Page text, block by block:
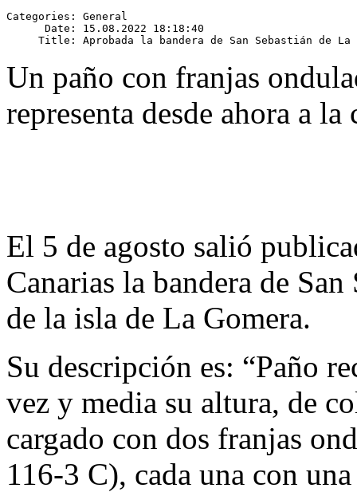
Categories: General
      Date: 15.08.2022 18:18:40
Un paño con franjas
representa desde ahora a
El 5 de agosto salió
Canarias la bandera de
de la isla de La Gomera.
Su descripción es: “Paño
vez y media su altura, de
cargado con dos franjas
116-3 C), cada una con